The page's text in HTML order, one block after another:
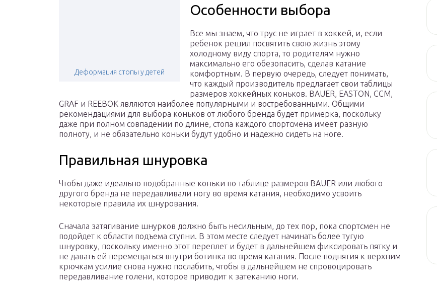
Деформация стопы у детей
Особенности выбора
Все мы знаем, что трус не играет в хоккей, и, если
ребенок решил посвятить свою жизнь этому
холодному виду спорта, то родителям нужно
максимально его обезопасить, сделав катание
комфортным. В первую очередь, следует понимать,
что каждый производитель предлагает свои таблицы
размеров хоккейных коньков. BAUER, EASTON, CCM,
GRAF и REEBOK являются наиболее популярными и востребованными. Общими
рекомендациями для выбора коньков от любого бренда будет примерка, поскольку
даже при полном совпадении по длине, стопа каждого спортсмена имеет разную
полноту, и не обязательно коньки будут удобно и надежно сидеть на ноге.
Правильная шнуровка
Чтобы даже идеально подобранные коньки по таблице размеров BAUER или любого
другого бренда не передавливали ногу во время катания, необходимо усвоить
некоторые правила их шнурования.
Сначала затягивание шнурков должно быть несильным, до тех пор, пока спортсмен не
подойдет к области подъема ступни. В этом месте следует начинать более тугую
шнуровку, поскольку именно этот переплет и будет в дальнейшем фиксировать пятку и
не давать ей перемещаться внутри ботинка во время катания. После поднятия к верхним
крючкам усилие снова нужно послабить, чтобы в дальнейшем не спровоцировать
передавливание голени, которое приводит к затеканию ноги.